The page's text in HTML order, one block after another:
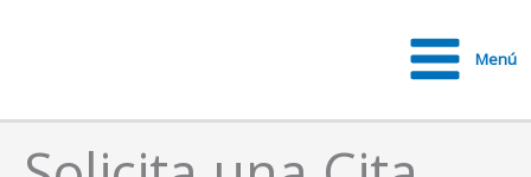
Main
Menu
Menú